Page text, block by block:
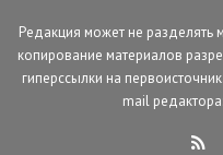
Редакция может не разделять
копирование материалов
гиперссылки на
mail